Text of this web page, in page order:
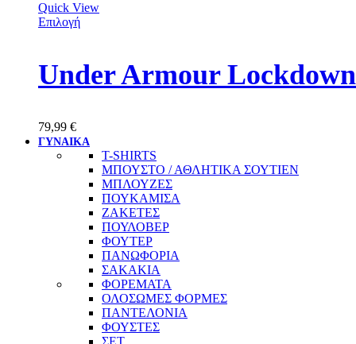
Quick View
Επιλογή
Under Armour
79,99 €
ΓΥΝΑΙΚΑ
T-SHIRTS
ΜΠΟΥΣΤΟ / ΑΘΛΗΤΙΚΑ ΣΟΥΤΙΕΝ
ΜΠΛΟΥΖΕΣ
ΠΟΥΚΑΜΙΣΑ
ΖΑΚΕΤΕΣ
ΠΟΥΛΟΒΕΡ
ΦΟΥΤΕΡ
ΠΑΝΩΦΟΡΙΑ
ΣΑΚΑΚΙΑ
ΦΟΡΕΜΑΤΑ
ΟΛΟΣΩΜΕΣ ΦΟΡΜΕΣ
ΠΑΝΤΕΛΟΝΙΑ
ΦΟΥΣΤΕΣ
ΣΕΤ